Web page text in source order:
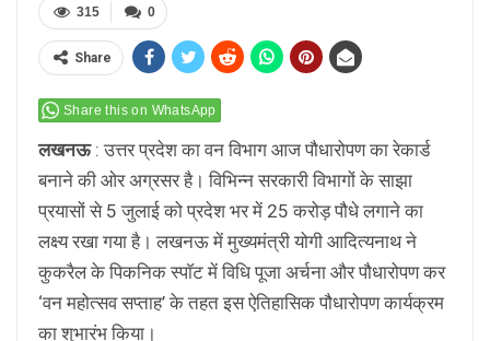
0
315
Share
Share this on WhatsApp
लखनऊ: उत्तर प्रदेश का वन विभाग आज पौधारोपण का रेकार्ड
बनाने की ओर अग्रसर है। विभिन्न सरकारी विभागों के साझा
प्रयासों से 5 जुलाई को प्रदेश भर में 25 करोड़ पौधे लगाने का
लक्ष्य रखा गया है। लखनऊ में मुख्यमंत्री योगी आदित्यनाथ ने
कुकरैल के पिकनिक स्पाॅट में विधि पूजा अर्चना और पौधारोपण कर
‘वन महोत्सव सप्ताह’ के तहत इस ऐतिहासिक पौधारोपण कार्यक्रम
का शुभारंभ किया।